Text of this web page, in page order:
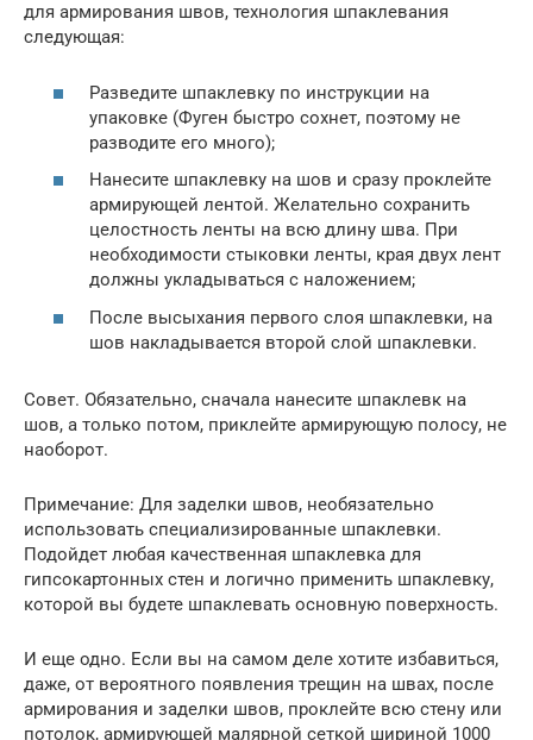
для армирования швов, технология шпаклевания
следующая:
Разведите шпаклевку по инструкции на
упаковке (Фуген быстро сохнет, поэтому не
разводите его много);
Нанесите шпаклевку на шов и сразу проклейте
армирующей лентой. Желательно сохранить
целостность ленты на всю длину шва. При
необходимости стыковки ленты, края двух лент
должны укладываться с наложением;
После высыхания первого слоя шпаклевки, на
шов накладывается второй слой шпаклевки.
Совет. Обязательно, сначала нанесите шпаклевк на
шов, а только потом, приклейте армирующую полосу, не
наоборот.
Примечание: Для заделки швов, необязательно
использовать специализированные шпаклевки.
Подойдет любая качественная шпаклевка для
гипсокартонных стен и логично применить шпаклевку,
которой вы будете шпаклевать основную поверхность.
И еще одно. Если вы на самом деле хотите избавиться,
даже, от вероятного появления трещин на швах, после
армирования и заделки швов, проклейте всю стену или
потолок, армирующей малярной сеткой шириной 1000